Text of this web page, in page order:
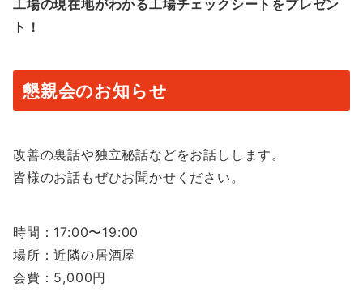
工場の現在地がわかる工場チェックシートをプレゼン
ト！
懇親会のお知らせ
改善の裏話や独立秘話などをお話しします。
皆様のお話もぜひお聞かせください。
時間：17:00〜19:00
場所：近隣の居酒屋
会費：5,000円